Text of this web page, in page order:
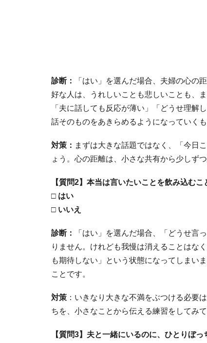
診断：
「はい」を選んだ場合、夫婦の心の
好な人は、うれしいことも悲しいことも、
「夫に話しても反応が薄い」「どうせ理解
話そのものをあきらめるようになっていく
対策： まずは大きな話題ではなく、「今日
ょう。心の距離は、小さな共有から少しず
【質問2】本当は言いたいことを飲み込む
□ はい
□ いいえ
診断：
「はい」を選んだ場合、「どうせ言
りません。けれども我慢は消えることはな
も期待しない」という状態になってしまい
ことです。
対策 ：いきなり大きな不満をぶつける必要
ちを、小さなことから伝える練習をしてみて
【質問3】夫と一緒にいるのに、ひとりぼ